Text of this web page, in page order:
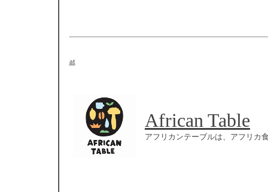
at
African Table
アフリカンテーブルは、アフリカ